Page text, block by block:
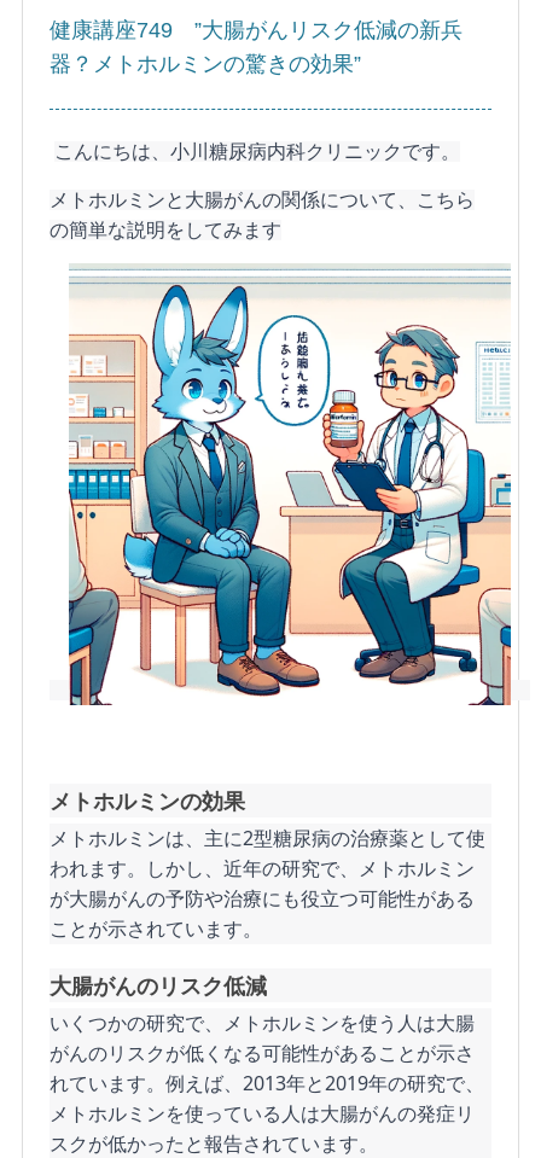
健康講座749 ”大腸がんリスク低減の新兵
器？メトホルミンの驚きの効果”
こんにちは、小川糖尿病内科クリニックです。
メトホルミンと大腸がんの関係について、こちら
の簡単な説明をしてみます
メトホルミンの効果
メトホルミンは、主に2型糖尿病の治療薬として使
われます。しかし、近年の研究で、メトホルミン
が大腸がんの予防や治療にも役立つ可能性がある
ことが示されています。
大腸がんのリスク低減
いくつかの研究で、メトホルミンを使う人は大腸
がんのリスクが低くなる可能性があることが示さ
れています。例えば、2013年と2019年の研究で、
メトホルミンを使っている人は大腸がんの発症リ
スクが低かったと報告されています。